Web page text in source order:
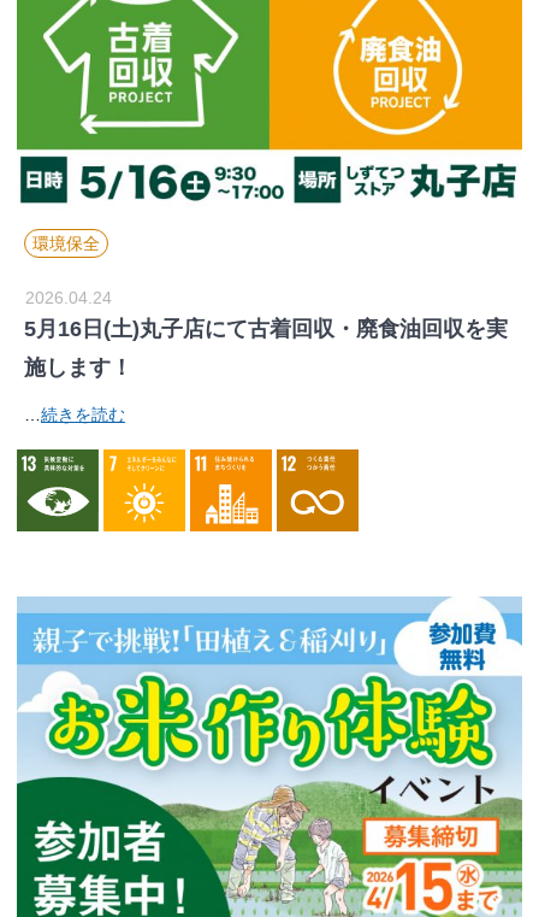
環境保全
2026.04.24
5月16日(土)丸子店にて古着回収・廃食油回収を実
施します！
続きを読む